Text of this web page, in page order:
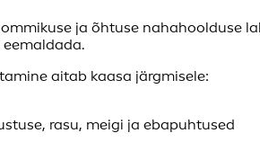
ja õhtuse nahahoolduse
aitab kaasa järgmisele:
rasu, meigi ja ebapuhtused